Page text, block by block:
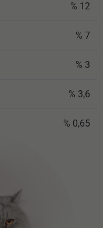
% 12
% 7
% 3
% 3,6
% 0,65